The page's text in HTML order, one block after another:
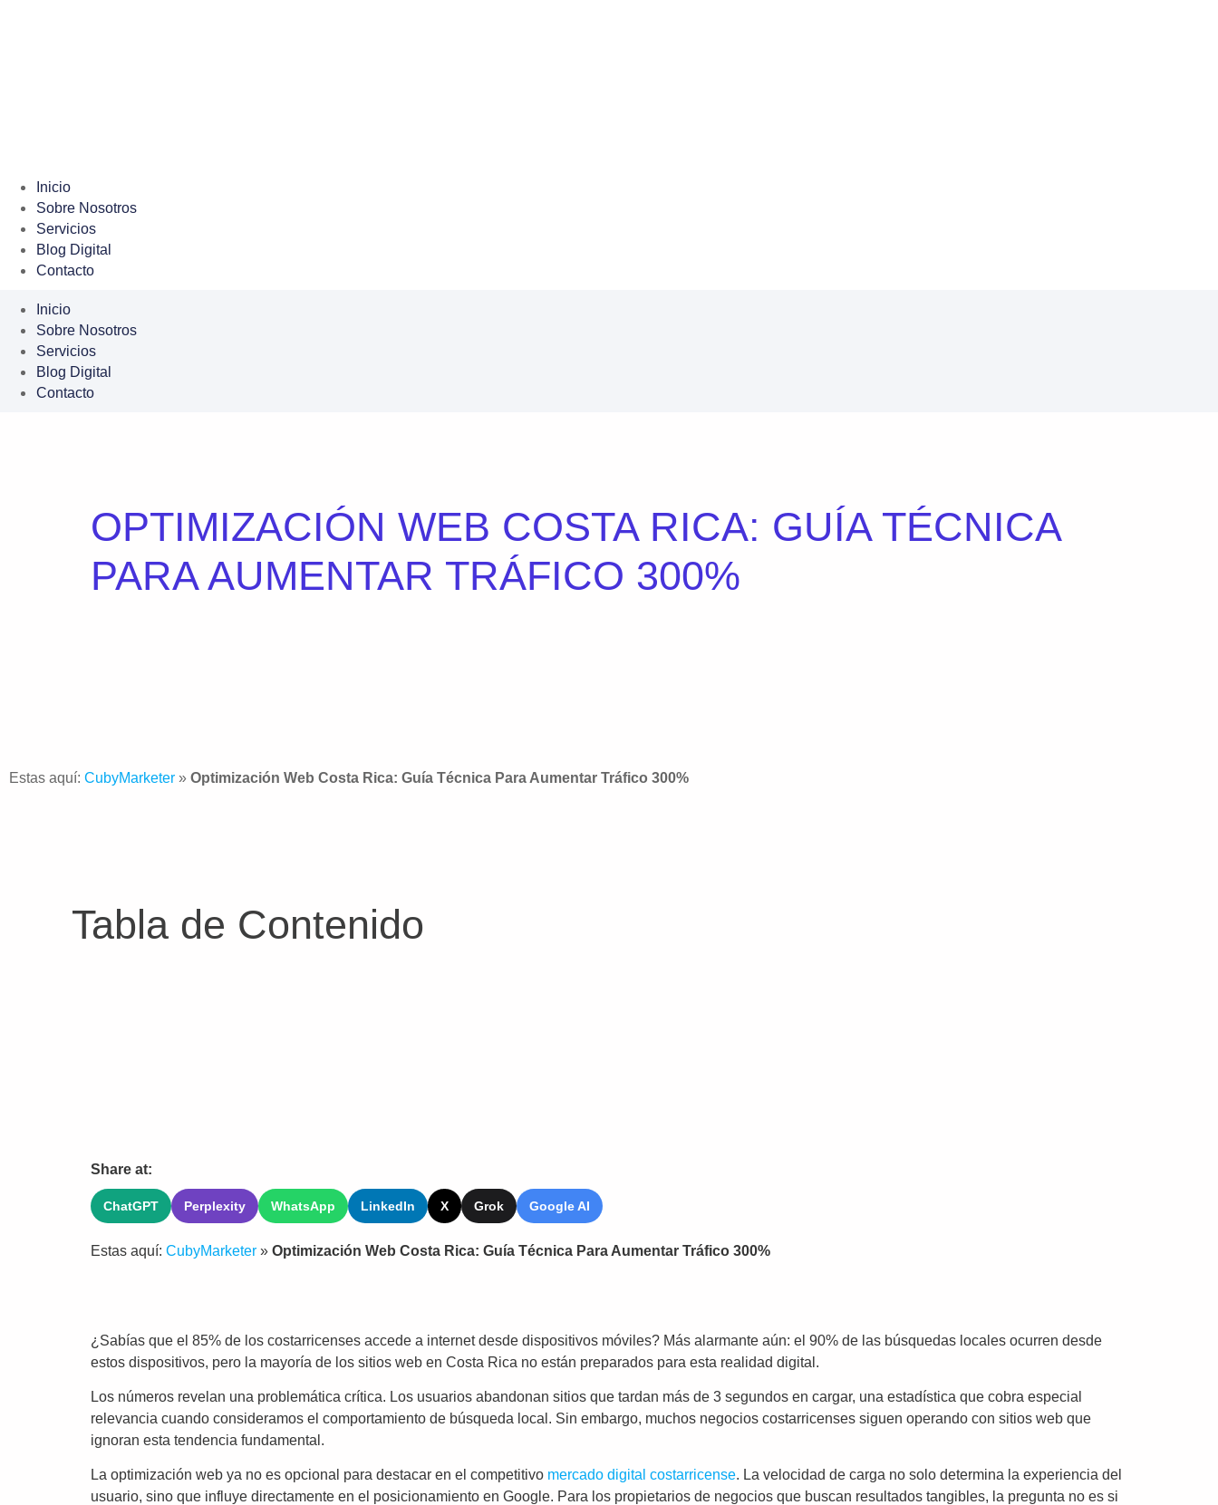
Inicio
Sobre Nosotros
Servicios
Blog Digital
Contacto
Inicio
Sobre Nosotros
Servicios
Blog Digital
Contacto
OPTIMIZACIÓN WEB COSTA RICA: GUÍA TÉCNICA
PARA AUMENTAR TRÁFICO 300%
Estas aquí: CubyMarketer » Optimización Web Costa Rica: Guía Técnica Para Aumentar Tráfico 300%
Tabla de Contenido
Share at:
ChatGPT Perplexity WhatsApp LinkedIn X Grok Google AI
Estas aquí: CubyMarketer » Optimización Web Costa Rica: Guía Técnica Para Aumentar Tráfico 300%
¿Sabías que el 85% de los costarricenses accede a internet desde dispositivos móviles? Más alarmante aún: el 90% de las búsquedas locales ocurren desde
estos dispositivos, pero la mayoría de los sitios web en Costa Rica no están preparados para esta realidad digital.
Los números revelan una problemática crítica. Los usuarios abandonan sitios que tardan más de 3 segundos en cargar, una estadística que cobra especial
relevancia cuando consideramos el comportamiento de búsqueda local. Sin embargo, muchos negocios costarricenses siguen operando con sitios web que
ignoran esta tendencia fundamental.
La optimización web ya no es opcional para destacar en el competitivo mercado digital costarricense. La velocidad de carga no solo determina la experiencia del
usuario, sino que influye directamente en el posicionamiento en Google. Para los propietarios de negocios que buscan resultados tangibles, la pregunta no es si